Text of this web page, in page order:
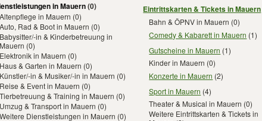
in Mauern(0)
Altenpflege in Mauern (0)
Auto, Rad & Boot in Mauern (0)
Babysitter/-in & Kinderbetreuung in
Mauern (0)
Elektronik in Mauern (0)
Haus & Garten in Mauern (0)
Künstler/-in & Musiker/-in in Mauern (0)
Reise & Event in Mauern (0)
Tierbetreuung & Training in Mauern (0)
Umzug & Transport in Mauern (0)
Weitere Dienstleistungen in Mauern (0)
Eintrittskarten & Tickets in Mauern
Bahn & ÖPNV in Mauern (0)
Comedy & Kabarett in Mauern (1)
Gutscheine in Mauern (1)
Kinder in Mauern (0)
Konzerte in Mauern (2)
Sport in Mauern (4)
Theater & Musical in Mauern (0)
Weitere Eintrittskarten & Tickets in